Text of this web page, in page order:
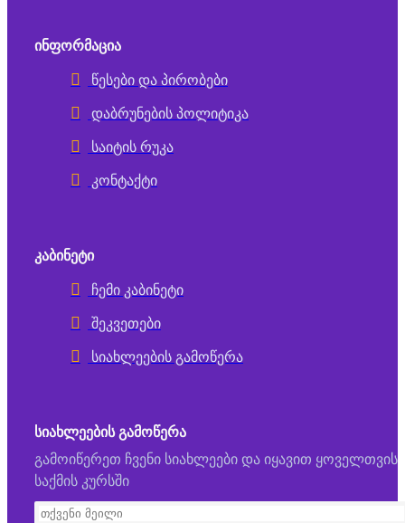
ᲘᲜᲤᲝᲠᲛᲐᲪᲘᲐ
წესები და პირობები
დაბრუნების პოლიტიკა
საიტის რუკა
კონტაქტი
ᲙᲐᲑᲘᲜᲔᲢᲘ
ჩემი კაბინეტი
შეკვეთები
სიახლეების გამოწერა
ᲡᲘᲐᲮᲚᲔᲔᲑᲘᲡ ᲒᲐᲛᲝᲬᲔᲠᲐ
გამოიწერეთ ჩვენი სიახლეები და იყავით ყოველთვის
საქმის კურსში